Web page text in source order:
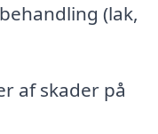
(lak,
af skader på